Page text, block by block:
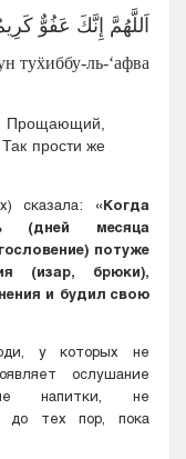
اَللَّهُمَّ إِنَّكَ عَفُوٌّ
туẍиббу-ль-‘афва
прости же
сказала: «Когда
(дней месяца
потуже
(изар, брюки),
и будил свою
у которых не
ослушание
напитки, не
до тех пор, пока